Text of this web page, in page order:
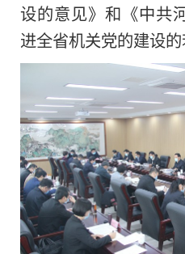
设的意见》和《中共
进全省机关党的建设的